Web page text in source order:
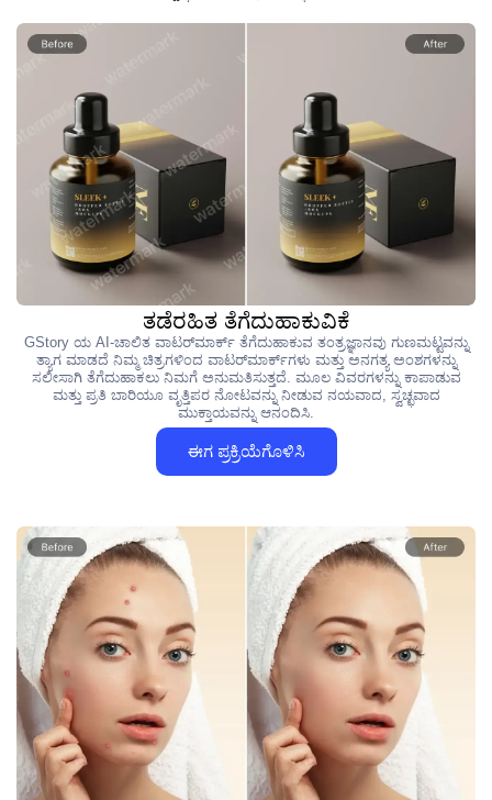
ತಡೆರಹಿತ ತೆಗೆದುಹಾಕುವಿಕೆ
GStory ಯ AI-ಚಾಲಿತ ವಾಟರ್‌ಮಾರ್ಕ್ ತೆಗೆದುಹಾಕುವ ತಂತ್ರಜ್ಞಾನವು ಗುಣಮಟ್ಟವನ್ನು
ತ್ಯಾಗ ಮಾಡದೆ ನಿಮ್ಮ ಚಿತ್ರಗಳಿಂದ ವಾಟರ್‌ಮಾರ್ಕ್‌ಗಳು ಮತ್ತು ಅನಗತ್ಯ ಅಂಶಗಳನ್ನು
ಸಲೀಸಾಗಿ ತೆಗೆದುಹಾಕಲು ನಿಮಗೆ ಅನುಮತಿಸುತ್ತದೆ. ಮೂಲ ವಿವರಗಳನ್ನು ಕಾಪಾಡುವ
ಮತ್ತು ಪ್ರತಿ ಬಾರಿಯೂ ವೃತ್ತಿಪರ ನೋಟವನ್ನು ನೀಡುವ ನಯವಾದ, ಸ್ವಚ್ಛವಾದ
ಮುಕ್ತಾಯವನ್ನು ಆನಂದಿಸಿ.
ಈಗ ಪ್ರಕ್ರಿಯೆಗೊಳಿಸಿ